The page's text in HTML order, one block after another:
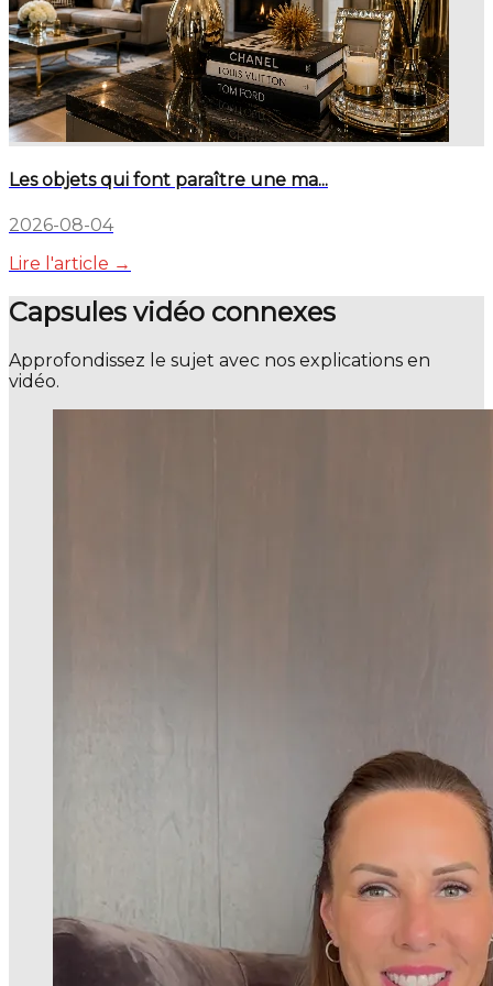
Les objets qui font paraître une ma...
2026-08-04
Lire l'article →
Capsules vidéo connexes
Approfondissez le sujet avec nos explications en
vidéo.